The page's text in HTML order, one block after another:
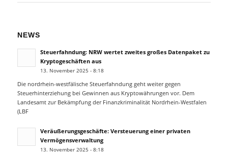
NEWS
Steuerfahndung: NRW wertet zweites großes Datenpaket zu
Kryptogeschäften aus
13. November 2025 - 8:18
Die nordrhein-westfälische Steuerfahndung geht weiter gegen
Steuerhinterziehung bei Gewinnen aus Kryptowährungen vor. Dem
Landesamt zur Bekämpfung der Finanzkriminalität Nordrhein-Westfalen
(LBF
Veräußerungsgeschäfte: Versteuerung einer privaten
Vermögensverwaltung
13. November 2025 - 8:18